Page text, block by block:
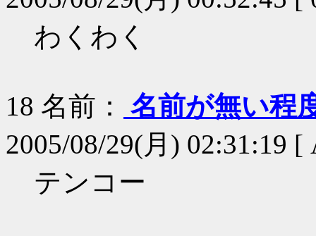
わくわく
18 名前：
名前が無い程
2005/08/29(月) 02:31:19 [
テンコー